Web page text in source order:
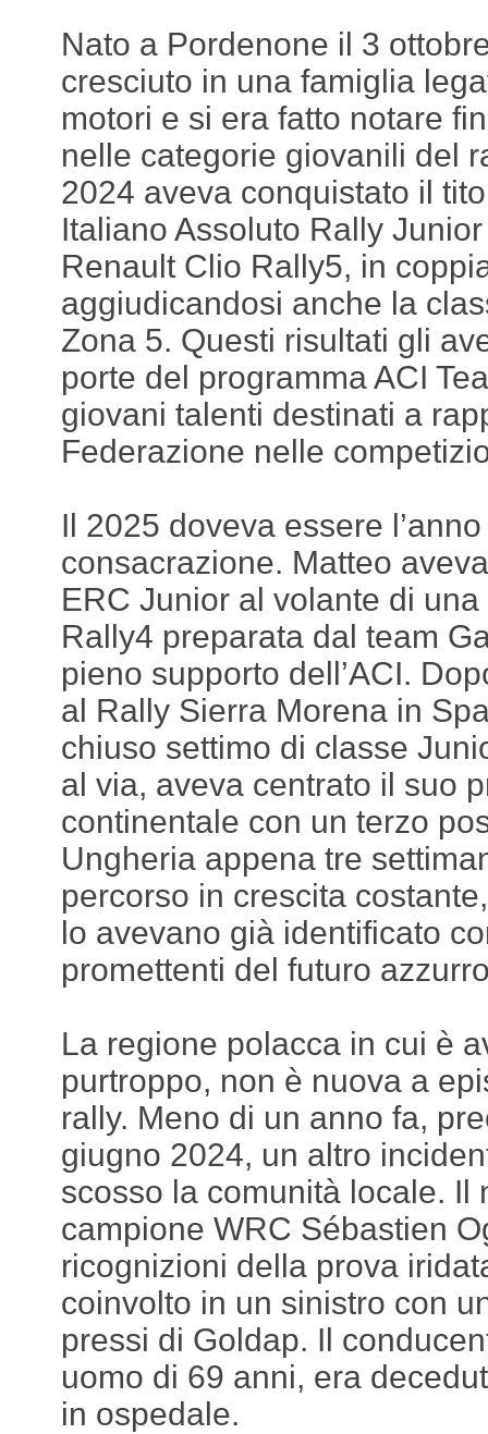
Nato a Pordenone il 3
cresciuto in una famiglia
motori e si era fatto notare
nelle categorie giovanili del
2024 aveva conquistato il
Italiano Assoluto Rally
Renault Clio Rally5, in
aggiudicandosi anche la
Zona 5. Questi risultati gli
porte del programma ACI
giovani talenti destinati a
Federazione nelle
Il 2025 doveva essere
consacrazione. Matteo
ERC Junior al volante di
Rally4 preparata dal team
pieno supporto dell’ACI.
al Rally Sierra Morena in
chiuso settimo di classe
al via, aveva centrato il suo
continentale con un terzo
Ungheria appena tre
percorso in crescita
lo avevano già identificato
promettenti del futuro
La regione polacca in cui è
purtroppo, non è nuova a
rally. Meno di un anno fa,
giugno 2024, un altro
scosso la comunità locale. Il
campione WRC Sébastien
ricognizioni della prova
coinvolto in un sinistro con
pressi di Goldap. Il
uomo di 69 anni, era
in ospedale.